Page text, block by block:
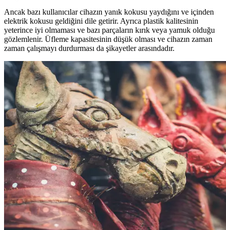
Ancak bazı kullanıcılar cihazın yanık kokusu yaydığını ve içinden
elektrik kokusu geldiğini dile getirir. Ayrıca plastik kalitesinin
yeterince iyi olmaması ve bazı parçaların kırık veya yamuk olduğu
gözlemlenir. Üfleme kapasitesinin düşük olması ve cihazın zaman
zaman çalışmayı durdurması da şikayetler arasındadır.